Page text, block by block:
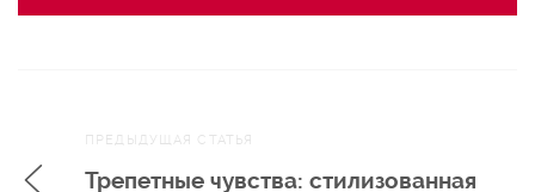
НавигацияПРЕДЫДУЩАЯ СТАТЬЯ
Трепетные чувства: стилизованная